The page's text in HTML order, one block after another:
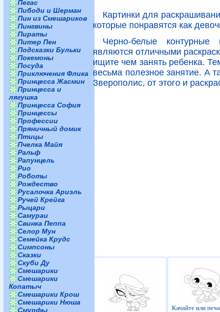
Пегас
Пибоди и Шерман
Пин из Смешариков
Пингвины
Пираты
Питер Пен
Подсказки Бульки
Покемоны
Посуда
Приключения Флика
Принцесса Жасмин
Принцесса и
лягушка
Принцесса София
Принцессы
Профессии
Пряничный домик
Птицы
Пчелка Майя
Ральф
Рапунцель
Рио
Роботы
Рождество
Русалочка Ариэль
Ручей Крейга
Рыцари
Самураи
Свинка Пеппа
Селор Мун
Семейка Крудс
Симпсоны
Сказки
Скуби Ду
Смешарики
Смешарики
Копатыч
Смешарики Крош
Смешарики Нюша
Смурфы
Картинки для
которые понравятся как
Черно-белые контурные
являются отличными
ищите чем занять ребенка.
весьма полезное занятие. А
Зверополис, от этого и
Качайте или